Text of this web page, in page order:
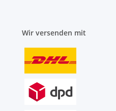
Wir versenden mit